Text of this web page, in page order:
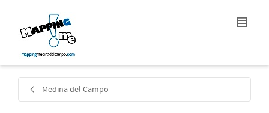
Medina del Campo